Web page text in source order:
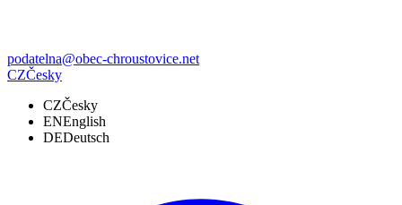
podatelna@obec-chroustovice.net
CZČesky
CZČesky
ENEnglish
DEDeutsch